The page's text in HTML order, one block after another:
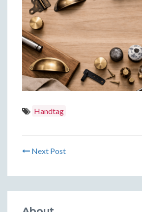
Handtag
Next Post